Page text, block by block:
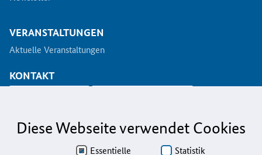
VERANSTALTUNGEN
Aktuelle Veranstaltungen
KONTAKT
Aus Gründen der besseren Lesbarkeit wird auf die gleichzeitige Verwendung der
Personenbezeichnungen gelten gleichermaßen für alle Geschlechter.
Diese Webseite verwendet Cookies
Essentielle Statistik